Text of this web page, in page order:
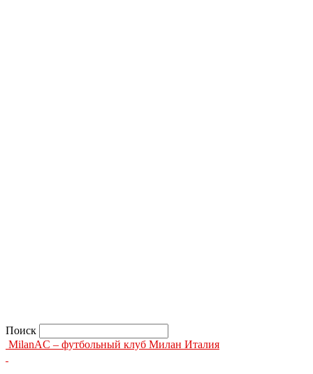
Поиск
MilanAC – футбольный клуб Милан Италия